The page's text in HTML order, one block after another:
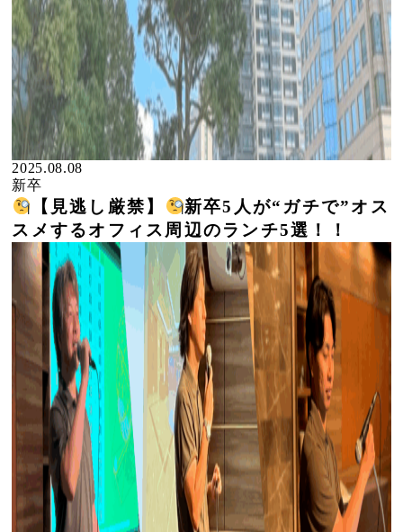
2025.08.08
新卒
【見逃し厳禁】
新卒5人が“ガチで”オス
スメするオフィス周辺のランチ5選！！